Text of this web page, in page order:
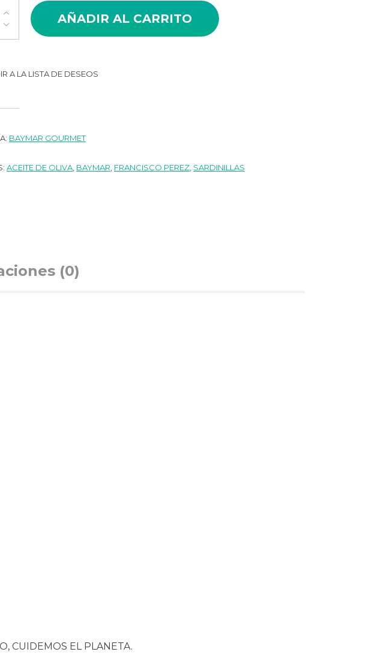
era:
es:
BayMar en aceite de oliva (120g) cantidad
AÑADIR AL CARRITO
A LA LISTA DE DESEOS
BAYMAR GOURMET
ACEITE DE OLIVA BAYMAR FRANCISCO PEREZ SARDINILLAS
(0)
CUIDEMOS EL PLANETA.